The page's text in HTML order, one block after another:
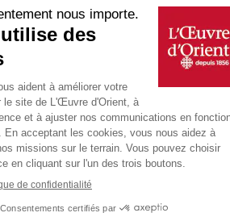
service des chrétiens d'Orient
01 45 48 54 46
Contactez-nous